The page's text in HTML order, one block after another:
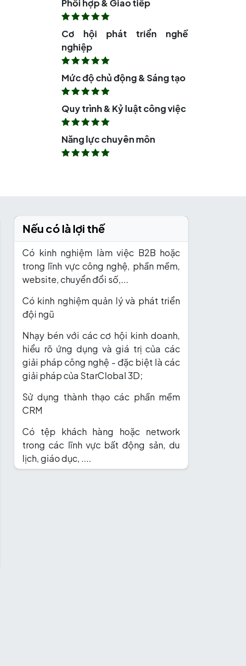
Phối hợp & Giao tiếp
Cơ hội phát triển nghề
nghiệp
Mức độ chủ động & Sáng tạo
Quy trình & Kỷ luật công việc
Năng lực chuyên môn
Nếu có là lợi thế
Có kinh nghiệm làm việc B2B hoặc
trong lĩnh vực công nghệ, phần mềm,
website, chuyển đổi số,...
Có kinh nghiệm quản lý và phát triển
đội ngũ
Nhạy bén với các cơ hội kinh doanh,
hiểu rõ ứng dụng và giá trị của các
giải pháp công nghệ - đặc biệt là các
giải pháp của StarClobal 3D;
Sử dụng thành thạo các phần mềm
CRM
Có tệp khách hàng hoặc network
trong các lĩnh vực bất động sản, du
lịch, giáo dục, ....